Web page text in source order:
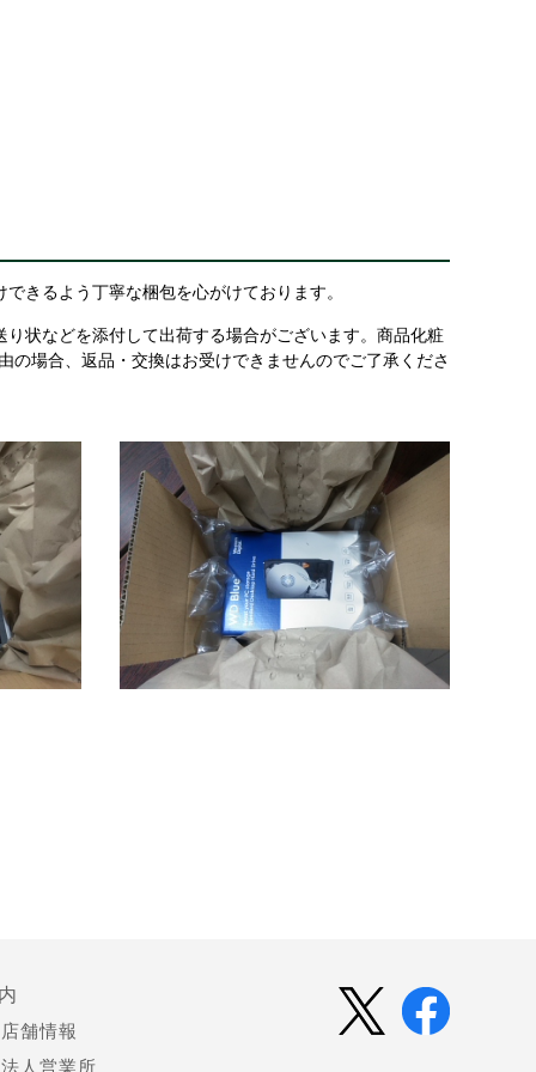
きるよう丁寧な梱包を心がけております。
状などを添付して出荷する場合がございます。商品化粧
場合、返品・交換はお受けできませんのでご了承くださ
店舗情報
法人営業所